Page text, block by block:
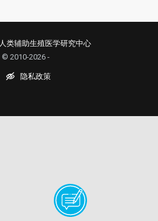
© 2010-2026 -
类辅助生殖医学研究中心
隐私政策